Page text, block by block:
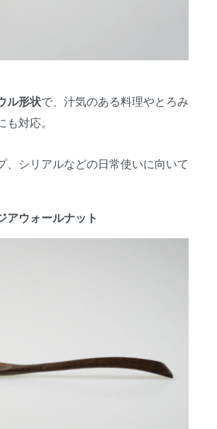
ル形状で、汁気のある料理やとろみ
対応。
、シリアルなどの日常使いに向いて
アウォールナット